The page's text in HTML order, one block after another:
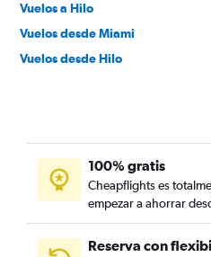
Vuelos a Hilo
Vuelos desde Miami
Vuelos desde Hilo
100% gratis
Cheapflights es
empezar a ahorrar
Reserva con